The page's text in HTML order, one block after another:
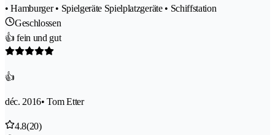
• Hamburger • Spielgeräte Spielplatzgeräte • Schiffstation
Geschlossen
👍 fein und gut
👍
déc. 2016• Tom Etter
4.8(20)